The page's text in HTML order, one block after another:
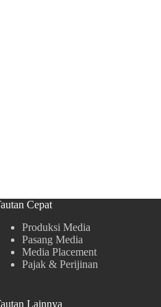
Cepat
Produksi Media
Pasang Media
Media Placement
Pajak & Perijinan
Lainnya